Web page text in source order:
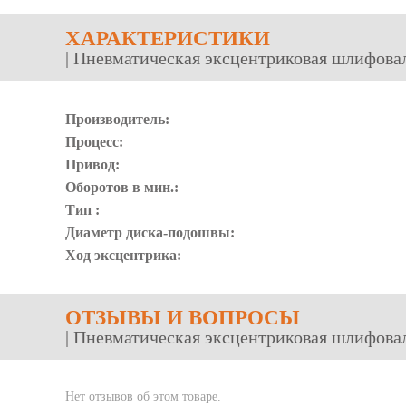
ХАРАКТЕРИСТИКИ
| Пневматическая эксцентриковая
Производитель:
Процесс:
Привод:
Оборотов в мин.:
Тип :
Диаметр диска-подошвы:
Ход эксцентрика:
ОТЗЫВЫ И ВОПРОСЫ
| Пневматическая эксцентриковая
Нет отзывов об этом товаре.